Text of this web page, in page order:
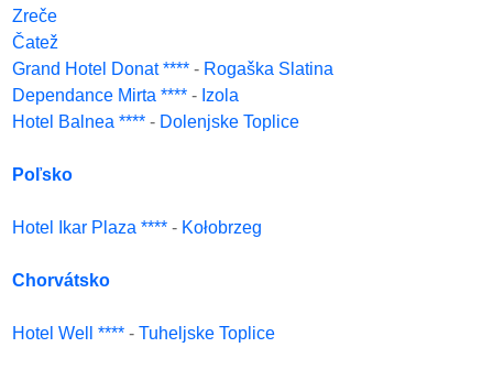
Zreče
Čatež
Grand Hotel Donat **** - Rogaška Slatina
Dependance Mirta **** - Izola
Hotel Balnea **** - Dolenjske Toplice
Poľsko
Hotel Ikar Plaza **** - Kołobrzeg
Chorvátsko
Hotel Well **** - Tuheljske Toplice